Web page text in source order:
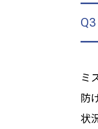
ミ
防
状